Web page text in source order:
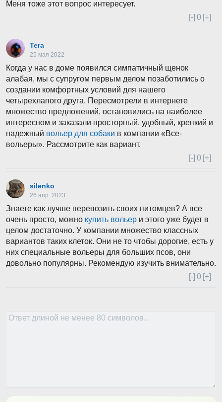
Меня тоже этот вопрос интересует.
[-] 0 [+]
Tera
25 мая 2022
Когда у нас в доме появился симпатичный щенок
алабая, мы с супругом первым делом позаботились о
создании комфортных условий для нашего
четырехлапого друга. Пересмотрели в интернете
множество предложений, остановились на наиболее
интересном и заказали просторный, удобный, крепкий и
надежный вольер для собаки в компании «Все-
вольеры». Рассмотрите как вариант.
[-] 0 [+]
silenko
26 апр. 2023
Знаете как лучше перевозить своих питомцев? А все
очень просто, можно купить вольер и этого уже будет в
целом достаточно. У компании множество классных
вариантов таких клеток. Они не то чтобы дорогие, есть у
них специальные вольеры для больших псов, они
довольно популярны. Рекомендую изучить внимательно.
[-] 0 [+]